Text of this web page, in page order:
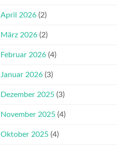
April 2026 (2)
März 2026 (2)
Februar 2026 (4)
Januar 2026 (3)
Dezember 2025 (3)
November 2025 (4)
Oktober 2025 (4)